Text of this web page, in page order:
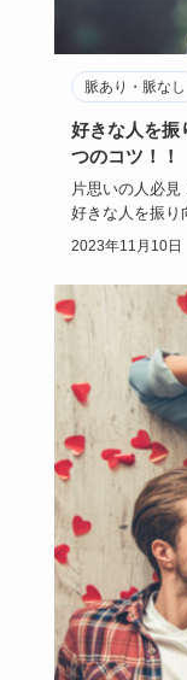
脈あり・脈なし
好きな人を振
つのコツ！！
片思いの人必見
好きな人を振り
らに相手の気持…
2023年11月10日